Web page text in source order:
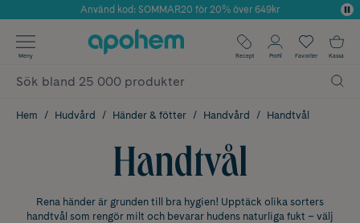
Årets Butik 2025 inom Skönhet
Använd kod: SOMMAR20 för 20% över 649kr
✓ Fri frakt
✓ Poäng på alla köp*
Meny Recept Profil Favoriter Kassa
Hem Hudvård Händer & fötter Handvård Handtvål
Handtvål
Rena händer är grunden till bra hygien! Upptäck olika sorters
handtvål som rengör milt och bevarar hudens naturliga fukt – välj